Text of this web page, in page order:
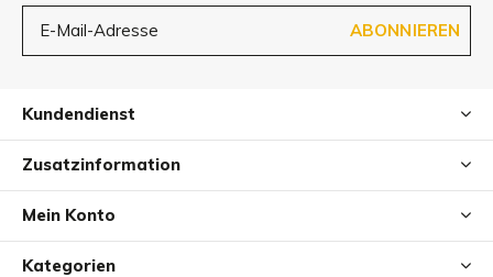
Um die ursprüngliche Form und Elastizität der Matratze zu
erhalten, sollte sie regelmäßig aufgepolstert werden, um
ABONNIEREN
Kundendienst
Zusatzinformation
Mein Konto
Kategorien